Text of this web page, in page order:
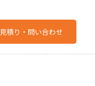
見積り・問い合わせ